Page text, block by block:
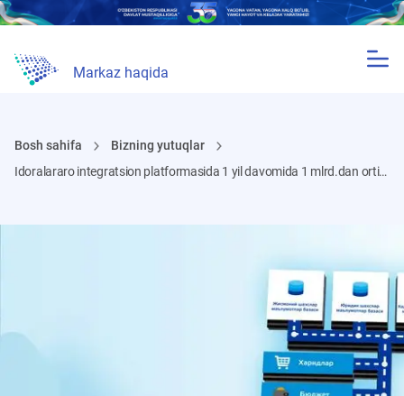
Markaz haqida
Bosh sahifa
Bizning yutuqlar
Idoralararo integratsion platformasida 1 yil davomida 1 mlrd.dan ortiq axborot almashinuvi ta’minlandi.